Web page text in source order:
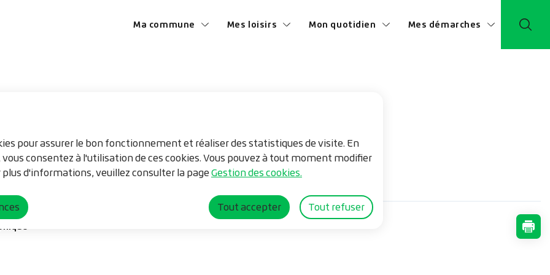
pour assurer le bon fonctionnement et réaliser des statistiques de visite. En
consentez à l'utilisation de ces cookies. Vous pouvez à tout moment modifier
d'informations, veuillez consulter la pageGestion des cookies.
Tout accepter Tout refuser
Consulter le plan du site
Ma commune Mes loisirs Mon quotidien Mes démarches